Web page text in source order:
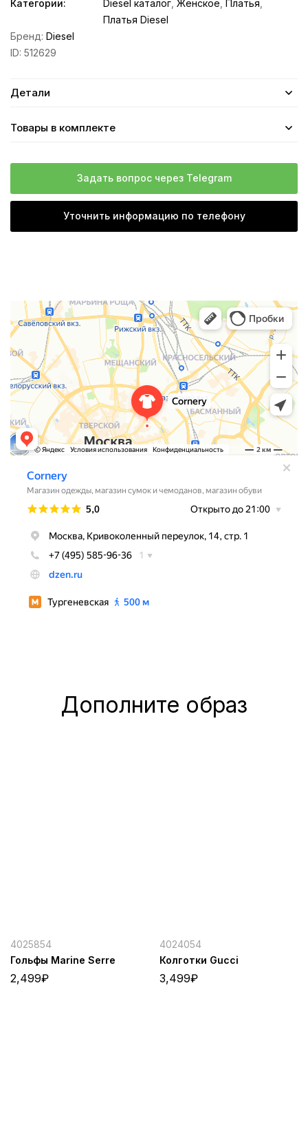
Категории:
Diesel каталог Женское Платья
Платья Diesel
Бренд: Diesel
ID: 512629
Детали
Товары в комплекте
Задать вопрос через Telegram
Уточнить информацию по телефону
Дополните образ
4025854
Гольфы Marine Serre
2,499₽
4024054
Колготки Gucci
3,499₽